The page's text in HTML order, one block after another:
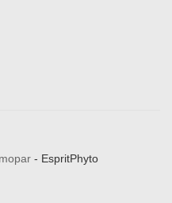
- EspritPhyto